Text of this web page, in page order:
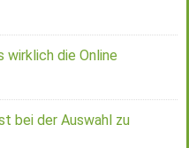
die Online
bei der Auswahl zu